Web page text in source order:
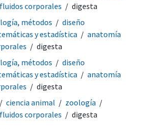
fluidos corporales digesta
métodos
diseño
y estadística
anatomía
digesta
métodos
diseño
y estadística
anatomía
digesta
ciencia animal
zoología
fluidos corporales digesta